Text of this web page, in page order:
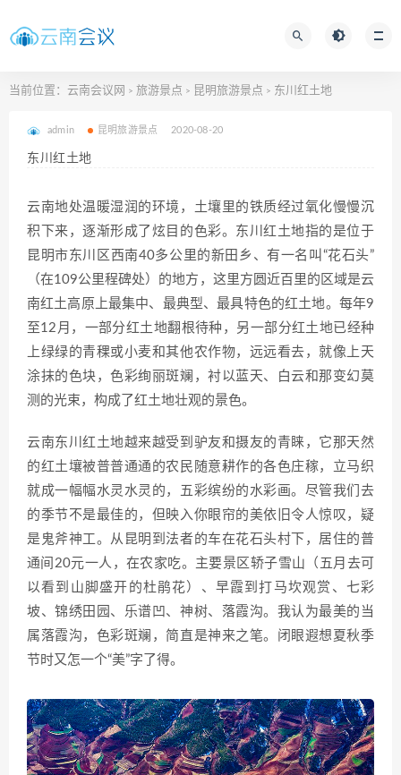
当前位置： 云南会议网 > 旅游景点 > 昆明旅游景点 > 东川红土地
admin 昆明旅游景点 2020-08-20
东川红土地
云南地处温暖湿润的环境，土壤里的铁质经过氧化慢慢沉
积下来，逐渐形成了炫目的色彩。东川红土地指的是位于
昆明市东川区西南40多公里的新田乡、有一名叫“花石头”
（在109公里程碑处）的地方，这里方圆近百里的区域是云
南红土高原上最集中、最典型、最具特色的红土地。每年9
至12月，一部分红土地翻根待种，另一部分红土地已经种
上绿绿的青稞或小麦和其他农作物，远远看去，就像上天
涂抹的色块，色彩绚丽斑斓，衬以蓝天、白云和那变幻莫
测的光束，构成了红土地壮观的景色。
云南东川红土地越来越受到驴友和摄友的青睐，它那天然
的红土壤被普普通通的农民随意耕作的各色庄稼，立马织
就成一幅幅水灵水灵的，五彩缤纷的水彩画。尽管我们去
的季节不是最佳的，但映入你眼帘的美依旧令人惊叹，疑
是鬼斧神工。从昆明到法者的车在花石头村下，居住的普
通间20元一人，在农家吃。主要景区轿子雪山（五月去可
以看到山脚盛开的杜鹃花）、早霞到打马坎观赏、七彩
坡、锦绣田园、乐谱凹、神树、落霞沟。我认为最美的当
属落霞沟，色彩斑斓，简直是神来之笔。闭眼遐想夏秋季
节时又怎一个“美”字了得。